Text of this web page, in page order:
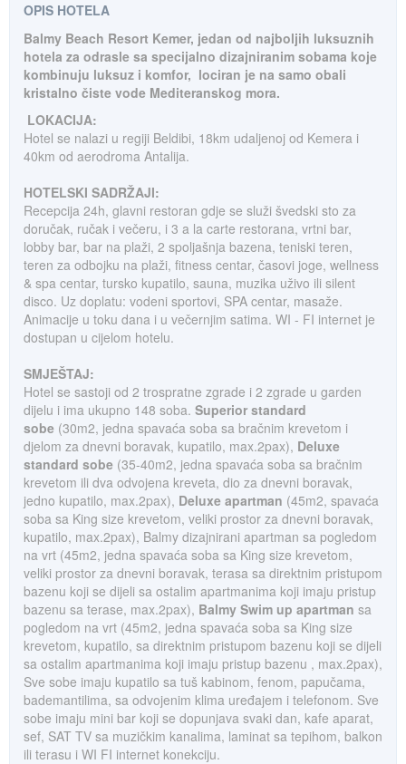
OPIS HOTELA
Balmy Beach Resort Kemer, jedan od najboljih luksuznih
hotela za odrasle sa specijalno dizajniranim sobama koje
kombinuju luksuz i komfor, lociran je na samo obali
kristalno čiste vode Mediteranskog mora.
LOKACIJA:
Hotel se nalazi u regiji Beldibi, 18km udaljenoj od Kemera i
40km od aerodroma Antalija.
HOTELSKI SADRŽAJI:
Recepcija 24h, glavni restoran gdje se služi švedski sto za
doručak, ručak i večeru, i 3 a la carte restorana, vrtni bar,
lobby bar, bar na plaži, 2 spoljašnja bazena, teniski teren,
teren za odbojku na plaži, fitness centar, časovi joge, wellness
& spa centar, tursko kupatilo, sauna, muzika uživo ili silent
disco. Uz doplatu: vodeni sportovi, SPA centar, masaže.
Animacije u toku dana i u večernjim satima. WI - FI internet je
dostupan u cijelom hotelu.
SMJEŠTAJ:
Hotel se sastoji od 2 trospratne zgrade i 2 zgrade u garden
dijelu i ima ukupno 148 soba. Superior standard
sobe (30m2, jedna spavaća soba sa bračnim krevetom i
djelom za dnevni boravak, kupatilo, max.2pax), Deluxe
standard sobe (35-40m2, jedna spavaća soba sa bračnim
krevetom ili dva odvojena kreveta, dio za dnevni boravak,
jedno kupatilo, max.2pax), Deluxe apartman (45m2, spavaća
soba sa King size krevetom, veliki prostor za dnevni boravak,
kupatilo, max.2pax), Balmy dizajnirani apartman sa pogledom
na vrt (45m2, jedna spavaća soba sa King size krevetom,
veliki prostor za dnevni boravak, terasa sa direktnim pristupom
bazenu koji se dijeli sa ostalim apartmanima koji imaju pristup
bazenu sa terase, max.2pax), Balmy Swim up apartman sa
pogledom na vrt (45m2, jedna spavaća soba sa King size
krevetom, kupatilo, sa direktnim pristupom bazenu koji se dijeli
sa ostalim apartmanima koji imaju pristup bazenu , max.2pax),
Sve sobe imaju kupatilo sa tuš kabinom, fenom, papučama,
bademantilima, sa odvojenim klima uređajem i telefonom. Sve
sobe imaju mini bar koji se dopunjava svaki dan, kafe aparat,
sef, SAT TV sa muzičkim kanalima, laminat sa tepihom, balkon
ili terasu i WI FI internet konekciju.